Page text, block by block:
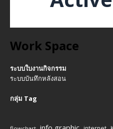
Work Space
ระบบใบงานกิจกรรม
ระบบบันทึกหลังสอน
กลุ่ม Tag